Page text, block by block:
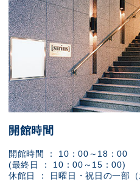
開館時間
開館時間 ： 10：00～18：00
(最終日 ： 10：00～15：00)
休館日 ： 日曜日・祝日の一部（